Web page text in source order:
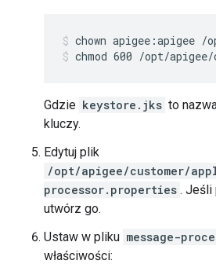
chmod 600 /opt/
Gdzie keystore.jks to
kluczy.
Edytuj plik
/opt/apigee/customer/
processor.properties . Jeśli
utwórz go.
Ustaw w pliku message-
właściwości: